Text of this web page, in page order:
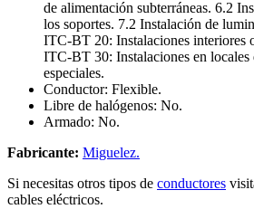
de alimentación subterráneas. 6.2
los soportes. 7.2 Instalación de
ITC-BT 20: Instalaciones interiores
ITC-BT 30: Instalaciones en locales
especiales.
Conductor: Flexible.
Libre de halógenos: No.
Armado: No.
Fabricante: Miguelez.
Si necesitas otros tipos de conductores
cables eléctricos.